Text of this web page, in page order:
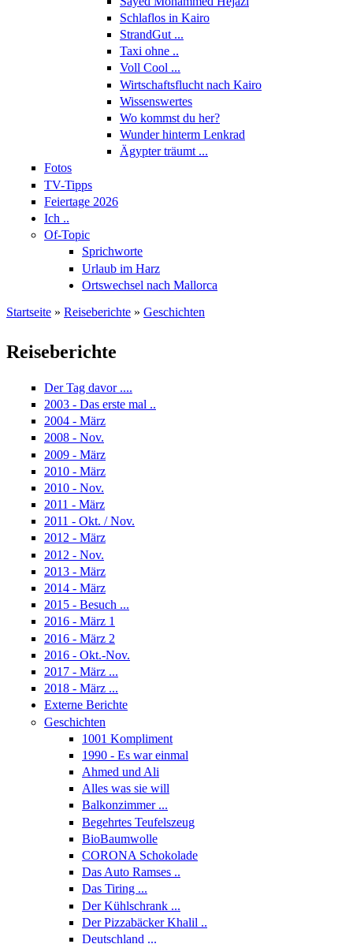
Schlaflos in Kairo
StrandGut ...
Taxi ohne ..
Voll Cool ...
Wirtschaftsflucht nach Kairo
Wissenswertes
Wo kommst du her?
Wunder hinterm Lenkrad
Ägypter träumt ...
Fotos
TV-Tipps
Feiertage 2026
Ich ..
Of-Topic
Sprichworte
Urlaub im Harz
Ortswechsel nach Mallorca
Startseite » Reiseberichte » Geschichten
Reiseberichte
Der Tag davor ....
2003 - Das erste mal ..
2004 - März
2008 - Nov.
2009 - März
2010 - März
2010 - Nov.
2011 - März
2011 - Okt. / Nov.
2012 - März
2012 - Nov.
2013 - März
2014 - März
2015 - Besuch ...
2016 - März 1
2016 - März 2
2016 - Okt.-Nov.
2017 - März ...
2018 - März ...
Externe Berichte
Geschichten
1001 Kompliment
1990 - Es war einmal
Ahmed und Ali
Alles was sie will
Balkonzimmer ...
Begehrtes Teufelszeug
BioBaumwolle
CORONA Schokolade
Das Auto Ramses ..
Das Tiring ...
Der Kühlschrank ...
Der Pizzabäcker Khalil ..
Deutschland ...